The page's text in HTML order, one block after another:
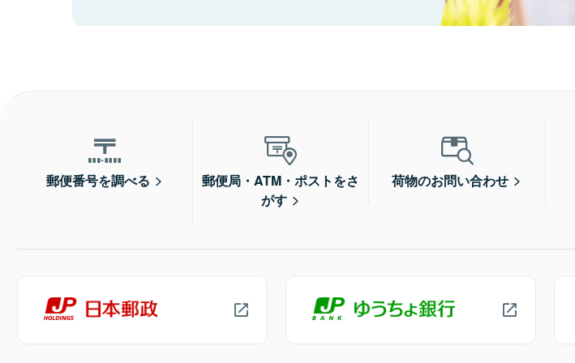
郵便番号を調べる
郵便局・ATM・ポストをさ
がす
荷物のお問い合わせ